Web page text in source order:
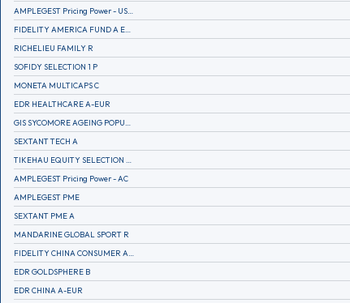
RICHELIEU FAMILY R
SOFIDY SELECTION 1 P
MONETA MULTICAPS C
EDR HEALTHCARE A-EUR
SEXTANT TECH A
AMPLEGEST Pricing Power - AC
AMPLEGEST PME
SEXTANT PME A
MANDARINE GLOBAL SPORT R
EDR GOLDSPHERE B
EDR CHINA A-EUR